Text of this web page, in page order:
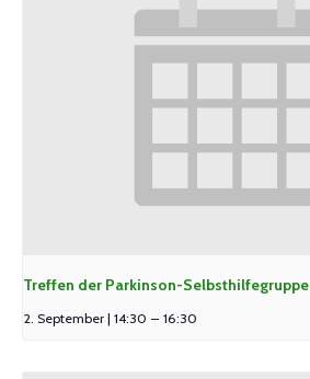
Treffen der Parkinson-Selbsthilfegruppe
2. September | 14:30 – 16:30